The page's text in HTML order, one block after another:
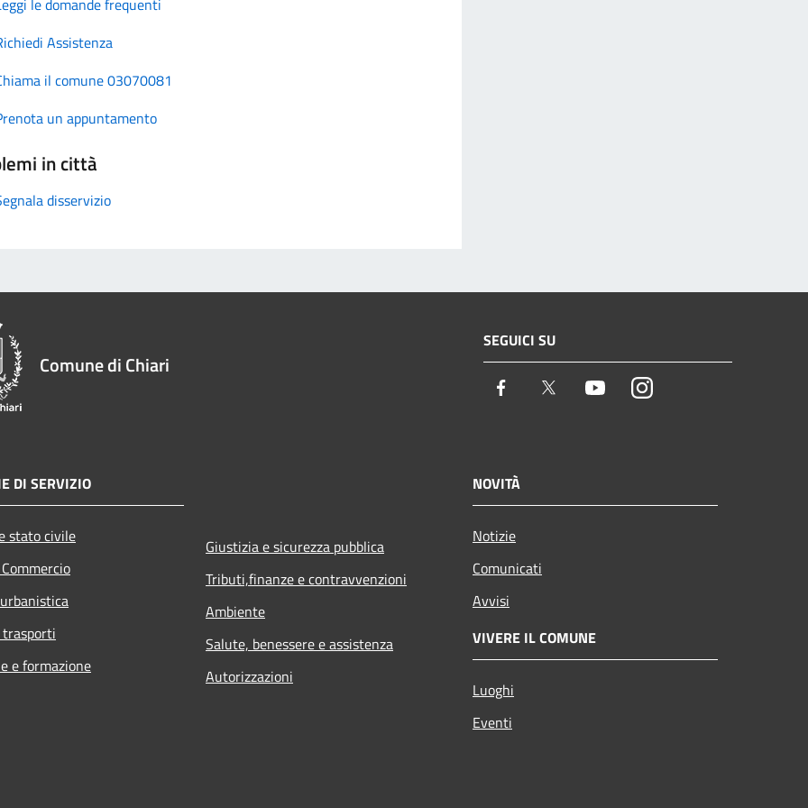
Assistenza
il comune 03070081
un appuntamento
in città
disservizio
Comune di Chiari
SEGUICI SU
Facebook Twitter YoutubeInstagram
DI SERVIZIO
stato civile
e formazione
Giustizia e sicurezza pubblica
Tributi,finanze e contravvenzioni
Ambiente
Salute, benessere e assistenza
Autorizzazioni
NOVITÀ
Notizie
Comunicati
Avvisi
VIVERE IL COMUNE
Luoghi
Eventi